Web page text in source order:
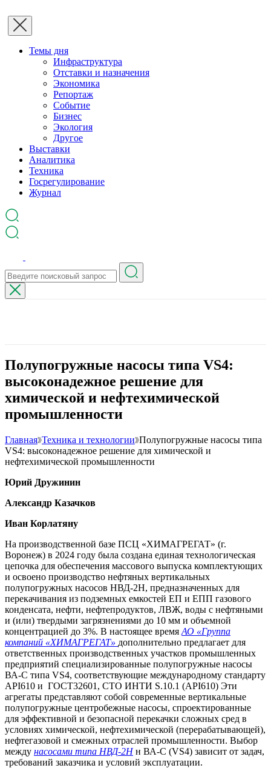
Темы дня
Инфраструктура
Отставки и назначения
Экономика
Репортаж
Событие
Бизнес
Экология
Другое
Выставки
Аналитика
Техника
Госрегулирование
Журнал
Полупогружные насосы типа VS4:
высоконадежное решение для
химической и нефтехимической
промышленности
Главная Техника и технологии Полупогружные насосы типа
VS4: высоконадежное решение для химической и
нефтехимической промышленности
Юрий Дружинин
Александр Казачков
Иван Корлатяну
На производственной базе ПСЦ «ХИМАГРЕГАТ» (г.
Воронеж) в 2024 году была создана единая технологическая
цепочка для обеспечения массового выпуска комплектующих
и освоено производство нефтяных вертикальных
полупогружных насосов НВД-2Н, предназначенных для
перекачивания из подземных емкостей ЕП и ЕПП газового
конденсата, нефти, нефтепродуктов, ЛВЖ, воды с нефтяными
и (или) твердыми загрязнениями до 10 мм и объемной
концентрацией до 3%. В настоящее время АО «Группа
компаний «ХИМАГРЕГАТ» дополнительно предлагает для
ответственных производственных участков промышленных
предприятий специализированные полупогружные насосы
ВА-С типа VS4, соответствующие международному стандарту
API610 и ГОСТ32601, СТО ИНТИ S.10.1 (API610) Эти
агрегаты представляют собой современные вертикальные
полупогружные центробежные насосы, спроектированные
для эффективной и безопасной перекачки сложных сред в
условиях химической, нефтехимической (перерабатывающей),
нефтегазовой и смежных отраслей промышленности. Выбор
между насосами типа НВД-2Нн ВА-С (VS4) зависит от задач,
требований заказчика и условий эксплуатации.